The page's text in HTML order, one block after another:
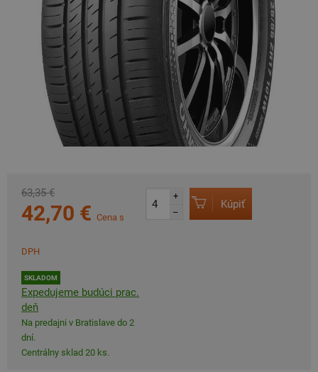
63,35 €
42,70 € Cena s
DPH
SKLADOM
Expedujeme budúci prac.
deň
Na predajni v Bratislave do 2
dní.
Centrálny sklad 20 ks.
+
–
Kúpiť